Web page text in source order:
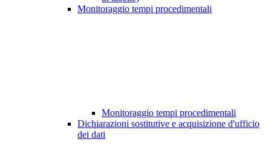
Monitoraggio tempi procedimentali
Monitoraggio tempi procedimentali
Dichiarazioni sostitutive e acquisizione d'ufficio
dei dati